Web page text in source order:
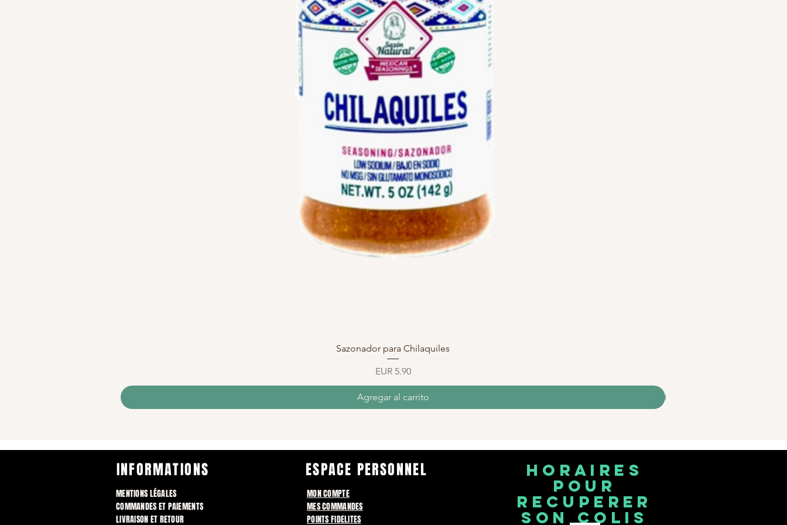
Vista rápida
Sazonador para Chilaquiles
Precio
EUR 5.90
Agregar al carrito
INFORMATIONS
MENTIONS LÉGALES
COMMANDES ET PAIEMENTS
LIVRAISON ET RETOUR
ESPACE PERSONNEL
MON COMPTE
MES COMMANDES
POINTS FIDELITES
horaires
pour
recuperer
son colis